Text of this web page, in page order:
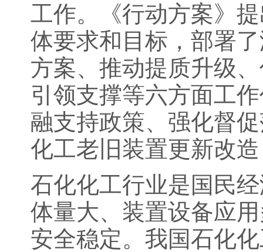
工作。《行动方案》
体要求和目标，部署
方案、推动提质升级
引领支撑等六方面工
融支持政策、强化督
化工老旧装置更新改
石化化工行业是国民
体量大、装置设备应
安全稳定。我国石化